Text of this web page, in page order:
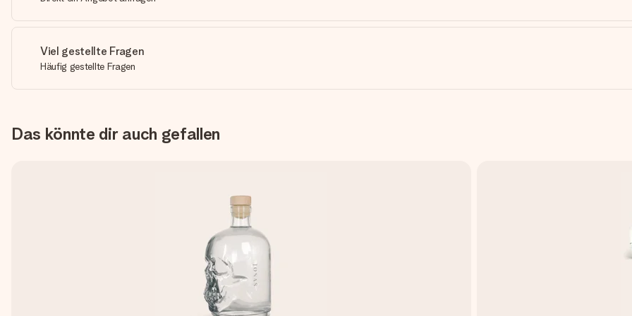
Viel gestellte Fragen
Häufig gestellte Fragen
Das könnte dir auch gefallen